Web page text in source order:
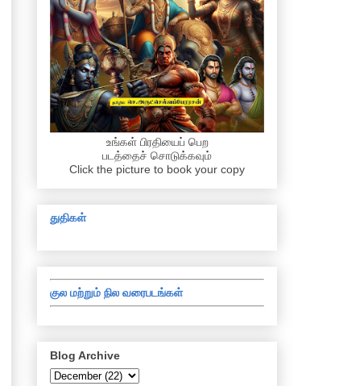
உங்கள் பிரதியைப் பெற
படத்தைச் சொடுக்கவும்
Click the picture to book your copy
துதிகள்
குல மற்றும் நில வரைபடங்கள்
Blog Archive